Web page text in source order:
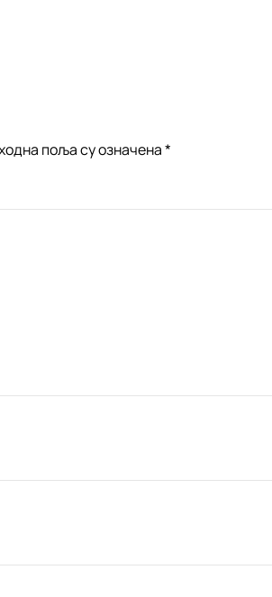
поља су означена*